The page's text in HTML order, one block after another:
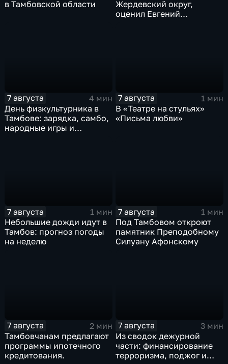
в Тамбовской области
Жердевский округ,
оценил Евгений
7 августа
4 мин
День физкультурника в
Тамбове: зарядка, самбо,
народные игры и
7 августа
1 мин
В «Театре на стульях»
«Письма любви»
7 августа
1 мин
Небольшие дожди идут в
Тамбов: прогноз погоды
на неделю
7 августа
1 мин
Под Тамбовом откроют
памятник Преподобному
Силуану Афонскому
7 августа
2 мин
Тамбовчанам предлагают
программы ипотечного
кредитования.
7 августа
3 мин
Из сводок дежурной
части: финансирование
терроризма, поджог и